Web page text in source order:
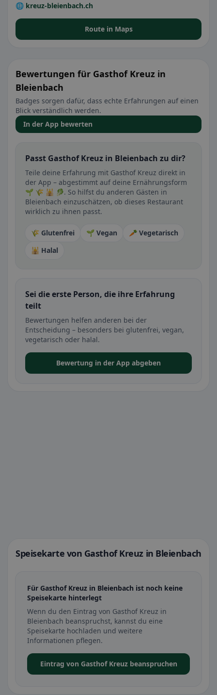
🌐 kreuz-bleienbach.ch
Route in Maps
Bewertungen für Gasthof Kreuz in
Bleienbach
Badges sorgen dafür, dass echte Erfahrungen auf einen
Blick verständlich werden.
In der App bewerten
Passt Gasthof Kreuz in Bleienbach zu dir?
Teile deine Erfahrung mit Gasthof Kreuz direkt in
der App – abgestimmt auf deine Ernährungsform
🌱 🌾 🕌 🥬. So hilfst du anderen Gästen in
Bleienbach einzuschätzen, ob dieses Restaurant
wirklich zu ihnen passt.
🌾 Glutenfrei 🌱 Vegan
🥕 Vegetarisch
🕌 Halal
Sei die erste Person, die ihre Erfahrung
teilt
Bewertungen helfen anderen bei der
Entscheidung – besonders bei glutenfrei, vegan,
vegetarisch oder halal.
Bewertung in der App abgeben
Speisekarte von Gasthof Kreuz in Bleienbach
Für Gasthof Kreuz in Bleienbach ist noch keine
Speisekarte hinterlegt
Wenn du den Eintrag von Gasthof Kreuz in
Bleienbach beanspruchst, kannst du eine
Speisekarte hochladen und weitere
Informationen pflegen.
Eintrag von Gasthof Kreuz beanspruchen